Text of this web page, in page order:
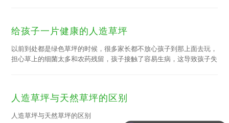
给孩子一片健康的人造草坪
以前到处都是绿色草坪的时候，很多家长都不放心孩子到那上面去玩，
担心草上的细菌太多和农药残留，孩子接触了容易生病，这导致孩子失
近期的人造草坪操场的问题引起了社会的剧烈反响。一些家长们的担
人造草坪与天然草坪的区别
人造草坪与天然草坪的区别